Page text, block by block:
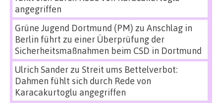
angegriffen
Grüne Jugend Dortmund (PM) zu Anschlag in
Berlin führt zu einer Überprüfung der
Sicherheitsmaßnahmen beim CSD in Dortmund
Ulrich Sanderzu Streit ums Bettelverbot:
Dahmen fühlt sich durch Rede von
Karacakurtoglu angegriffen